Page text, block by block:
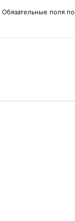
Обязательные поля